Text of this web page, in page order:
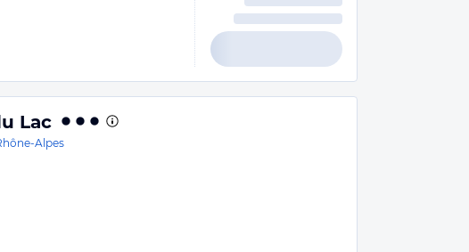
Lac
Alpes